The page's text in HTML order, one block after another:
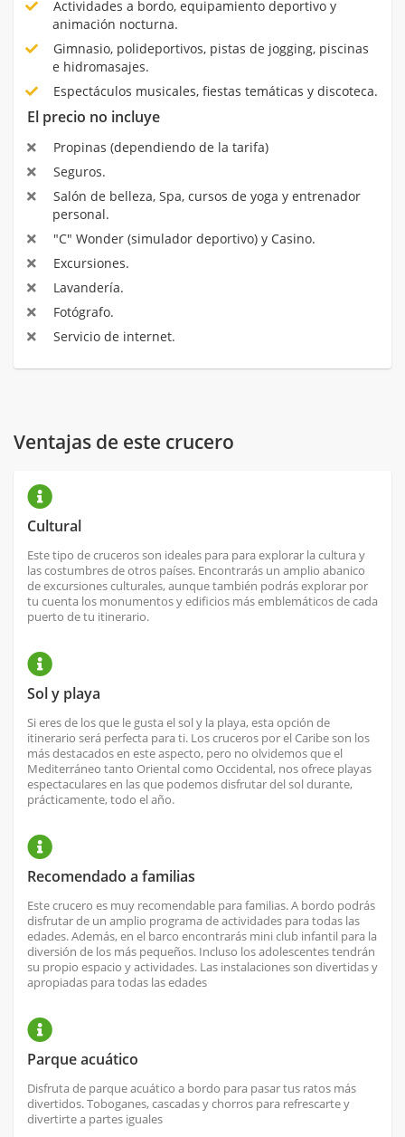
Actividades a bordo, equipamiento deportivo y
animación nocturna.
Gimnasio, polideportivos, pistas de jogging, piscinas
e hidromasajes.
Espectáculos musicales, fiestas temáticas y discoteca.
El precio no incluye
Propinas (dependiendo de la tarifa)
Seguros.
Salón de belleza, Spa, cursos de yoga y entrenador
personal.
"C" Wonder (simulador deportivo) y Casino.
Excursiones.
Lavandería.
Fotógrafo.
Servicio de internet.
Ventajas de este crucero
Cultural
Este tipo de cruceros son ideales para para explorar la cultura y
las costumbres de otros países. Encontrarás un amplio abanico
de excursiones culturales, aunque también podrás explorar por
tu cuenta los monumentos y edificios más emblemáticos de cada
puerto de tu itinerario.
Sol y playa
Si eres de los que le gusta el sol y la playa, esta opción de
itinerario será perfecta para ti. Los cruceros por el Caribe son los
más destacados en este aspecto, pero no olvidemos que el
Mediterráneo tanto Oriental como Occidental, nos ofrece playas
espectaculares en las que podemos disfrutar del sol durante,
prácticamente, todo el año.
Recomendado a familias
Este crucero es muy recomendable para familias. A bordo podrás
disfrutar de un amplio programa de actividades para todas las
edades. Además, en el barco encontrarás mini club infantil para la
diversión de los más pequeños. Incluso los adolescentes tendrán
su propio espacio y actividades. Las instalaciones son divertidas y
apropiadas para todas las edades
Parque acuático
Disfruta de parque acuático a bordo para pasar tus ratos más
divertidos. Toboganes, cascadas y chorros para refrescarte y
divertirte a partes iguales